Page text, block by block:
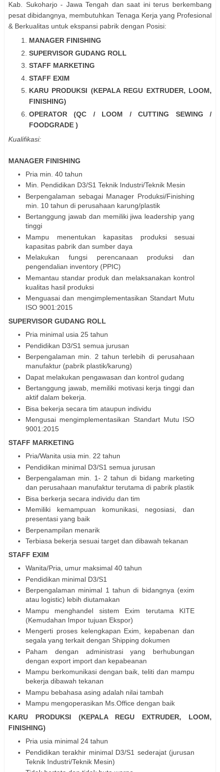
Kab. Sukoharjo - Jawa Tengah dan saat ini terus berkembang
pesat dibidangnya, membutuhkan Tenaga Kerja yang Profesional
& Berkualitas untuk ekspansi pabrik dengan Posisi:
MANAGER FINISHING
SUPERVISOR GUDANG ROLL
STAFF MARKETING
STAFF EXIM
KARU PRODUKSI (KEPALA REGU EXTRUDER, LOOM,
FINISHING)
OPERATOR (QC / LOOM / CUTTING SEWING /
FOODGRADE )
Kualifikasi:
MANAGER FINISHING
Pria min. 40 tahun
Min. Pendidikan D3/S1 Teknik Industri/Teknik Mesin
Berpengalaman sebagai Manager Produksi/Finishing
min. 10 tahun di perusahaan karung/plastik
Bertanggung jawab dan memiliki jiwa leadership yang
tinggi
Mampu menentukan kapasitas produksi sesuai
kapasitas pabrik dan sumber daya
Melakukan fungsi perencanaan produksi dan
pengendalian inventory (PPIC)
Memantau standar produk dan melaksanakan kontrol
kualitas hasil produksi
Menguasai dan mengimplementasikan Standart Mutu
ISO 9001:2015
SUPERVISOR GUDANG ROLL
Pria minimal usia 25 tahun
Pendidikan D3/S1 semua jurusan
Berpengalaman min. 2 tahun terlebih di perusahaan
manufaktur (pabrik plastik/karung)
Dapat melakukan pengawasan dan kontrol gudang
Bertanggung jawab, memiliki motivasi kerja tinggi dan
aktif dalam bekerja.
Bisa bekerja secara tim ataupun individu
Mengusai mengimplementasikan Standart Mutu ISO
9001:2015
STAFF MARKETING
Pria/Wanita usia min. 22 tahun
Pendidikan minimal D3/S1 semua jurusan
Berpengalaman min. 1- 2 tahun di bidang marketing
dan perusahaan manufaktur terutama di pabrik plastik
Bisa berkerja secara individu dan tim
Memiliki kemampuan komunikasi, negosiasi, dan
presentasi yang baik
Berpenampilan menarik
Terbiasa bekerja sesuai target dan dibawah tekanan
STAFF EXIM
Wanita/Pria, umur maksimal 40 tahun
Pendidikan minimal D3/S1
Berpengalaman minimal 1 tahun di bidangnya (exim
atau logistic) lebih diutamakan
Mampu menghandel sistem Exim terutama KITE
(Kemudahan Impor tujuan Ekspor)
Mengerti proses kelengkapan Exim, kepabenan dan
segala yang terkait dengan Shipping dokumen
Paham dengan administrasi yang berhubungan
dengan export import dan kepabeanan
Mampu berkomunikasi dengan baik, teliti dan mampu
bekerja dibawah tekanan
Mampu bebahasa asing adalah nilai tambah
Mampu mengoperasikan Ms.Office dengan baik
KARU PRODUKSI (KEPALA REGU EXTRUDER, LOOM,
FINISHING)
Pria usia minimal 24 tahun
Pendidikan terakhir minimal D3/S1 sederajat (jurusan
Teknik Industri/Teknik Mesin)